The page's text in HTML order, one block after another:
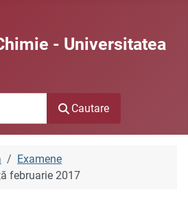
- Universitatea
Cautare
Examene
februarie 2017